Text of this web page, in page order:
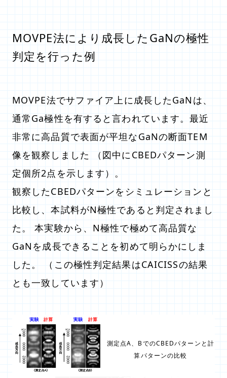
MOVPE法により成長したGaNの極性
判定を行った例
MOVPE法でサファイア上に成長したGaNは、
通常Ga極性を有すると言われています。最近
非常に高品質で表面が平坦なGaNの断面TEM
像を観察しました （図中にCBEDパターン測
定個所2点を示します）。
観察したCBEDパターンをシミュレーションと
比較し、本試料がN極性であると判定されまし
た。 本実験から、N極性で極めて高品質な
GaNを成長できることを初めて明らかにしま
した。 （この極性判定結果はCAICISSの結果
とも一致しています）
測定点A、BでのCBEDパターンと計
算パターンの比較